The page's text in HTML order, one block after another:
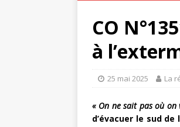
CO
à
25 mai 2025 La
« On ne sait pas où
d’évacuer le sud